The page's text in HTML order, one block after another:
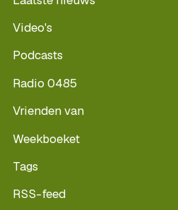
Video's
Podcasts
Radio 0485
Vrienden van
Weekboeket
Tags
RSS-feed